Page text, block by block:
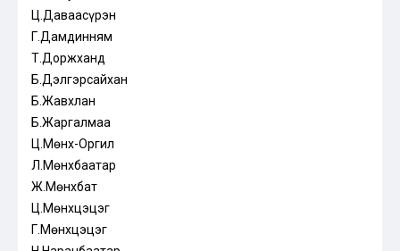
Ц.Даваасүрэн
Г.Дамдинням
Т.Доржханд
Б.Дэлгэрсайхан
Б.Жавхлан
Б.Жаргалмаа
Ц.Мөнх-Оргил
Л.Мөнхбаатар
Ж.Мөнхбат
Ц.Мөнхцэцэг
Г.Мөнхцэцэг